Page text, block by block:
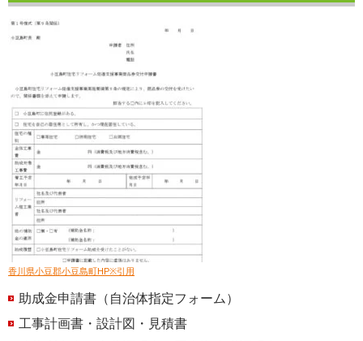
香川県小豆郡小豆島町HP※引用
助成金申請書（自治体指定フォーム）
工事計画書・設計図・見積書